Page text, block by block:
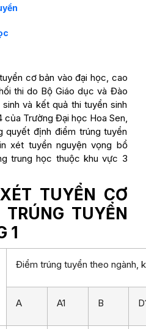
cơ bản vào đại học, cao
thi do Bộ Giáo dục và Đào
và kết quả thi tuyển sinh
của Trường Đại học Hoa Sen,
quyết định điểm trúng tuyển
xét tuyển nguyện vọng bổ
trung học thuộc khu vực 3
TUYỂN CƠ
TUYỂN
1
Điểm trúng tuyển theo ngành,
A A1 B